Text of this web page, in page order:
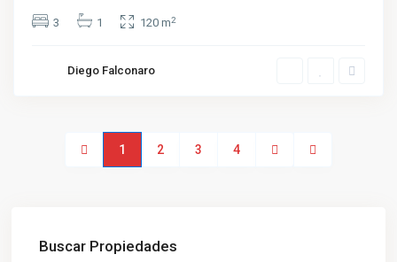
3 1 120 m2
Diego Falconaro
1 2 3 4
Buscar Propiedades